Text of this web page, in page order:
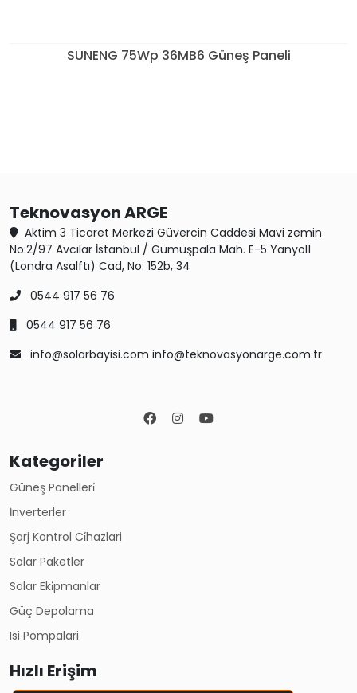
SUNENG 75Wp 36MB6 Güneş Paneli
Teknovasyon ARGE
Aktim 3 Ticaret Merkezi Güvercin Caddesi Mavi zemin
No:2/97 Avcılar İstanbul / Gümüşpala Mah. E-5 Yanyol1
(Londra Asalftı) Cad, No: 152b, 34
0544 917 56 76
0544 917 56 76
info@solarbayisi.com info@teknovasyonarge.com.tr
Kategoriler
Güneş Panelleri̇
İnverterler
Şarj Kontrol Ci̇hazlari
Solar Paketler
Solar Eki̇pmanlar
Güç Depolama
Isi Pompalari
Hızlı Erişim